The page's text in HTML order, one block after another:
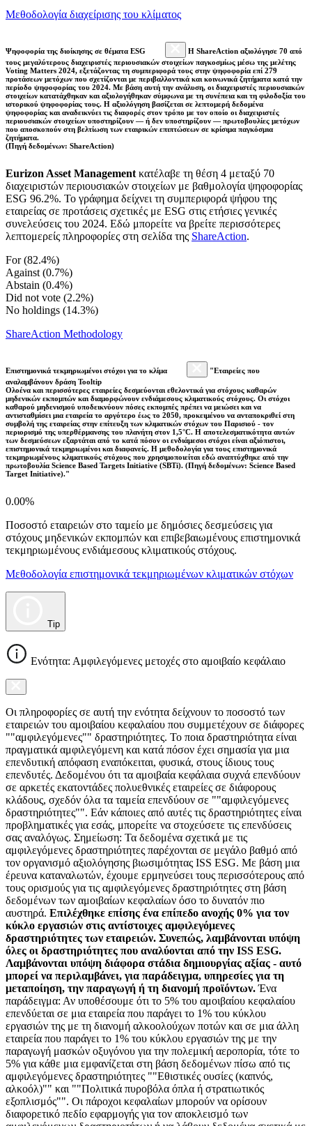
Μεθοδολογία διαχείρισης του κλίματος
Ψηφοφορία της διοίκησης σε θέματα ESG
Η ShareAction αξιολόγησε 70 από
τους μεγαλύτερους διαχειριστές περιουσιακών στοιχείων παγκοσμίως μέσω της μελέτης
Voting Matters 2024, εξετάζοντας τη συμπεριφορά τους στην ψηφοφορία επί 279
προτάσεων μετόχων που σχετίζονται με περιβαλλοντικά και κοινωνικά ζητήματα κατά την
περίοδο ψηφοφορίας του 2024. Με βάση αυτή την ανάλυση, οι διαχειριστές περιουσιακών
στοιχείων κατατάχθηκαν και αξιολογήθηκαν σύμφωνα με τη συνέπεια και τη φιλοδοξία του
ιστορικού ψηφοφορίας τους. Η αξιολόγηση βασίζεται σε λεπτομερή δεδομένα
ψηφοφορίας και αναδεικνύει τις διαφορές στον τρόπο με τον οποίο οι διαχειριστές
περιουσιακών στοιχείων υποστηρίζουν — ή δεν υποστηρίζουν — πρωτοβουλίες μετόχων
που αποσκοπούν στη βελτίωση των εταιρικών επιπτώσεων σε κρίσιμα παγκόσμια
ζητήματα.
(Πηγή δεδομένων: ShareAction)
Eurizon Asset Management κατέλαβε τη θέση 4 μεταξύ 70
διαχειριστών περιουσιακών στοιχείων με βαθμολογία ψηφοφορίας
ESG 96.2%. Το γράφημα δείχνει τη συμπεριφορά ψήφου της
εταιρείας σε προτάσεις σχετικές με ESG στις ετήσιες γενικές
συνελεύσεις του 2024. Εδώ μπορείτε να βρείτε περισσότερες
λεπτομερείς πληροφορίες στη σελίδα της ShareAction.
For (82.4%)
Against (0.7%)
Abstain (0.4%)
Did not vote (2.2%)
No holdings (14.3%)
ShareAction Methodology
Επιστημονικά τεκμηριωμένοι στόχοι για το κλίμα
"Εταιρείες που
αναλαμβάνουν δράση Tooltip
Ολοένα και περισσότερες εταιρείες δεσμεύονται εθελοντικά για στόχους καθαρών
μηδενικών εκπομπών και διαμορφώνουν ενδιάμεσους κλιματικούς στόχους. Οι στόχοι
καθαρού μηδενισμού υποδεικνύουν πόσες εκπομπές πρέπει να μειώσει και να
αντισταθμίσει μια εταιρεία το αργότερο έως το 2050, προκειμένου να ανταποκριθεί στη
συμβολή της εταιρείας στην επίτευξη των κλιματικών στόχων του Παρισιού - τον
περιορισμό της υπερθέρμανσης του πλανήτη στον 1,5°C. Η αποτελεσματικότητα αυτών
των δεσμεύσεων εξαρτάται από το κατά πόσον οι ενδιάμεσοι στόχοι είναι αξιόπιστοι,
επιστημονικά τεκμηριωμένοι και διαφανείς. Η μεθοδολογία για τους επιστημονικά
τεκμηριωμένους κλιματικούς στόχους που χρησιμοποιείται εδώ αναπτύχθηκε από την
πρωτοβουλία Science Based Targets Initiative (SBTi). (Πηγή δεδομένων: Science Based
Target Initiative)."
0.00%
Ποσοστό εταιρειών στο ταμείο με δημόσιες δεσμεύσεις για
στόχους μηδενικών εκπομπών και επιβεβαιωμένους επιστημονικά
τεκμηριωμένους ενδιάμεσους κλιματικούς στόχους.
Μεθοδολογία επιστημονικά τεκμηριωμένων κλιματικών στόχων
Tip
Ενότητα: Αμφιλεγόμενες μετοχές στο αμοιβαίο κεφάλαιο
Οι πληροφορίες σε αυτή την ενότητα δείχνουν το ποσοστό των
εταιρειών του αμοιβαίου κεφαλαίου που συμμετέχουν σε διάφορες
""αμφιλεγόμενες"" δραστηριότητες. Το ποια δραστηριότητα είναι
πραγματικά αμφιλεγόμενη και κατά πόσον έχει σημασία για μια
επενδυτική απόφαση εναπόκειται, φυσικά, στους ίδιους τους
επενδυτές. Δεδομένου ότι τα αμοιβαία κεφάλαια συχνά επενδύουν
σε αρκετές εκατοντάδες πολυεθνικές εταιρείες σε διάφορους
κλάδους, σχεδόν όλα τα ταμεία επενδύουν σε ""αμφιλεγόμενες
δραστηριότητες"". Εάν κάποιες από αυτές τις δραστηριότητες είναι
προβληματικές για εσάς, μπορείτε να στοχεύσετε τις επενδύσεις
σας αναλόγως. Σημείωση: Τα δεδομένα σχετικά με τις
αμφιλεγόμενες δραστηριότητες παρέχονται σε μεγάλο βαθμό από
τον οργανισμό αξιολόγησης βιωσιμότητας ISS ESG. Με βάση μια
έρευνα καταναλωτών, έχουμε ερμηνεύσει τους περισσότερους από
τους ορισμούς για τις αμφιλεγόμενες δραστηριότητες στη βάση
δεδομένων των αμοιβαίων κεφαλαίων όσο το δυνατόν πιο
αυστηρά. Επιλέχθηκε επίσης ένα επίπεδο ανοχής 0% για τον
κύκλο εργασιών στις αντίστοιχες αμφιλεγόμενες
δραστηριότητες των εταιρειών. Συνεπώς, λαμβάνονται υπόψη
όλες οι δραστηριότητες που αναλύονται από την ISS ESG.
Λαμβάνονται υπόψη διάφορα στάδια δημιουργίας αξίας - αυτό
μπορεί να περιλαμβάνει, για παράδειγμα, υπηρεσίες για τη
μεταποίηση, την παραγωγή ή τη διανομή προϊόντων.Ένα
παράδειγμα: Αν υποθέσουμε ότι το 5% του αμοιβαίου κεφαλαίου
επενδύεται σε μια εταιρεία που παράγει το 1% του κύκλου
εργασιών της με τη διανομή αλκοολούχων ποτών και σε μια άλλη
εταιρεία που παράγει το 1% του κύκλου εργασιών της με την
παραγωγή μασκών οξυγόνου για την πολεμική αεροπορία, τότε το
5% για κάθε μια εμφανίζεται στη βάση δεδομένων πίσω από τις
αμφιλεγόμενες δραστηριότητες ""Εθιστικές ουσίες (καπνός,
αλκοόλ)"" και ""Πολιτικά πυροβόλα όπλα ή στρατιωτικός
εξοπλισμός"". Οι πάροχοι κεφαλαίων μπορούν να ορίσουν
διαφορετικό πεδίο εφαρμογής για τον αποκλεισμό των